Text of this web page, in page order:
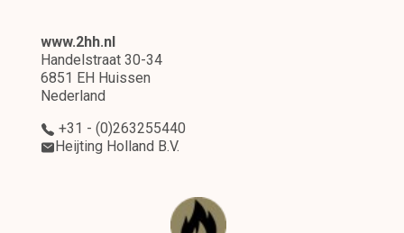
www.2hh.nl
Handelstraat 30-34
6851 EH Huissen
Nederland
+31 - (0)263255440
Heijting Holland B.V.